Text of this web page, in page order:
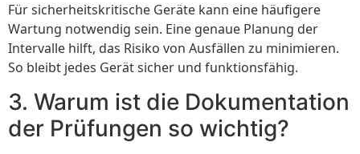
Für sicherheitskritische Geräte kann eine häufigere
Wartung notwendig sein. Eine genaue Planung der
Intervalle hilft, das Risiko von Ausfällen zu minimieren.
So bleibt jedes Gerät sicher und funktionsfähig.
3. Warum ist die Dokumentation
der Prüfungen so wichtig?